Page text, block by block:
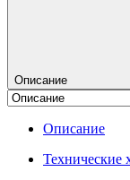
Описание
Описание
Технические